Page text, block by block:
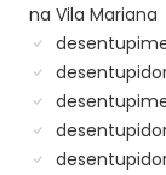
na Vila Mariana